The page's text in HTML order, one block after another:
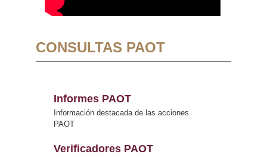
CONSULTAS PAOT
Informes PAOT
Información destacada de las acciones
PAOT
Verificadores PAOT